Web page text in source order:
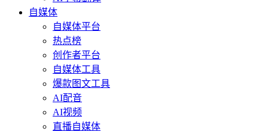
自媒体
自媒体平台
热点榜
创作者平台
自媒体工具
爆款图文工具
AI配音
AI视频
直播自媒体